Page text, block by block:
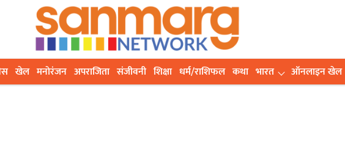
खेल मनोरंजन अपराजिता संजीवनी शिक्षा धर्म/राशिफल कथा भारत ऑनलाइन खेल